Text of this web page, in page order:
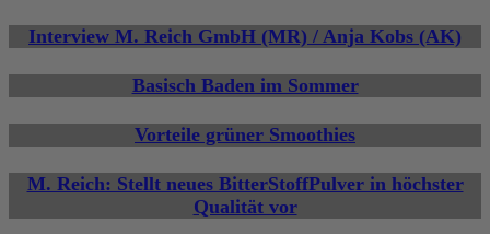
Interview M. Reich GmbH (MR) / Anja Kobs (AK)
Basisch Baden im Sommer
Vorteile grüner Smoothies
M. Reich: Stellt neues BitterStoffPulver in höchster
Qualität vor